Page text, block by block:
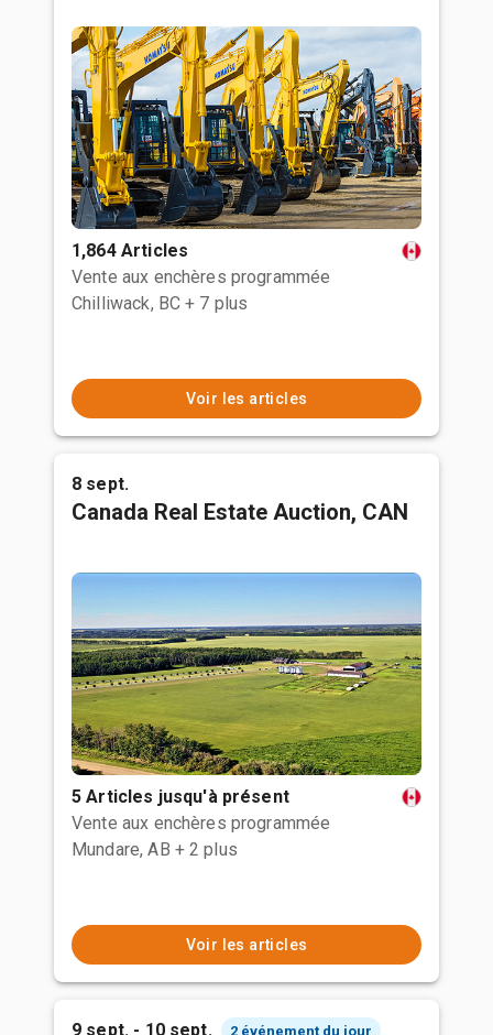
1,864 Articles
Vente aux enchères programmée
Chilliwack, BC + 7 plus
Voir les articles
8 sept.
Canada Real Estate Auction, CAN
5 Articles jusqu'à présent
Vente aux enchères programmée
Mundare, AB + 2 plus
Voir les articles
9 sept. - 10 sept. 2 événement du jour